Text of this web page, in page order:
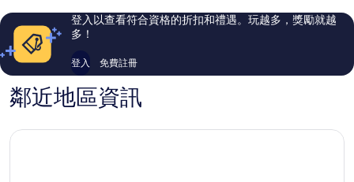
評
論
評
論
登入以查看符合資格的折扣和禮遇。玩越多，獎勵就越
多！
登入 免費註冊
鄰近地區資訊